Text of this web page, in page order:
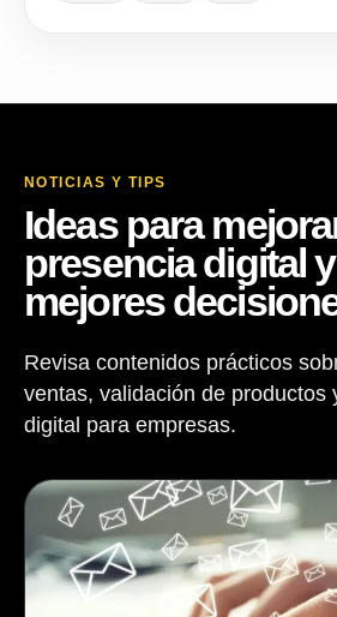
NOTICIAS Y TIPS
Ideas para
presencia digital
mejores
Revisa contenidos prácticos
ventas, validación de productos
digital para empresas.